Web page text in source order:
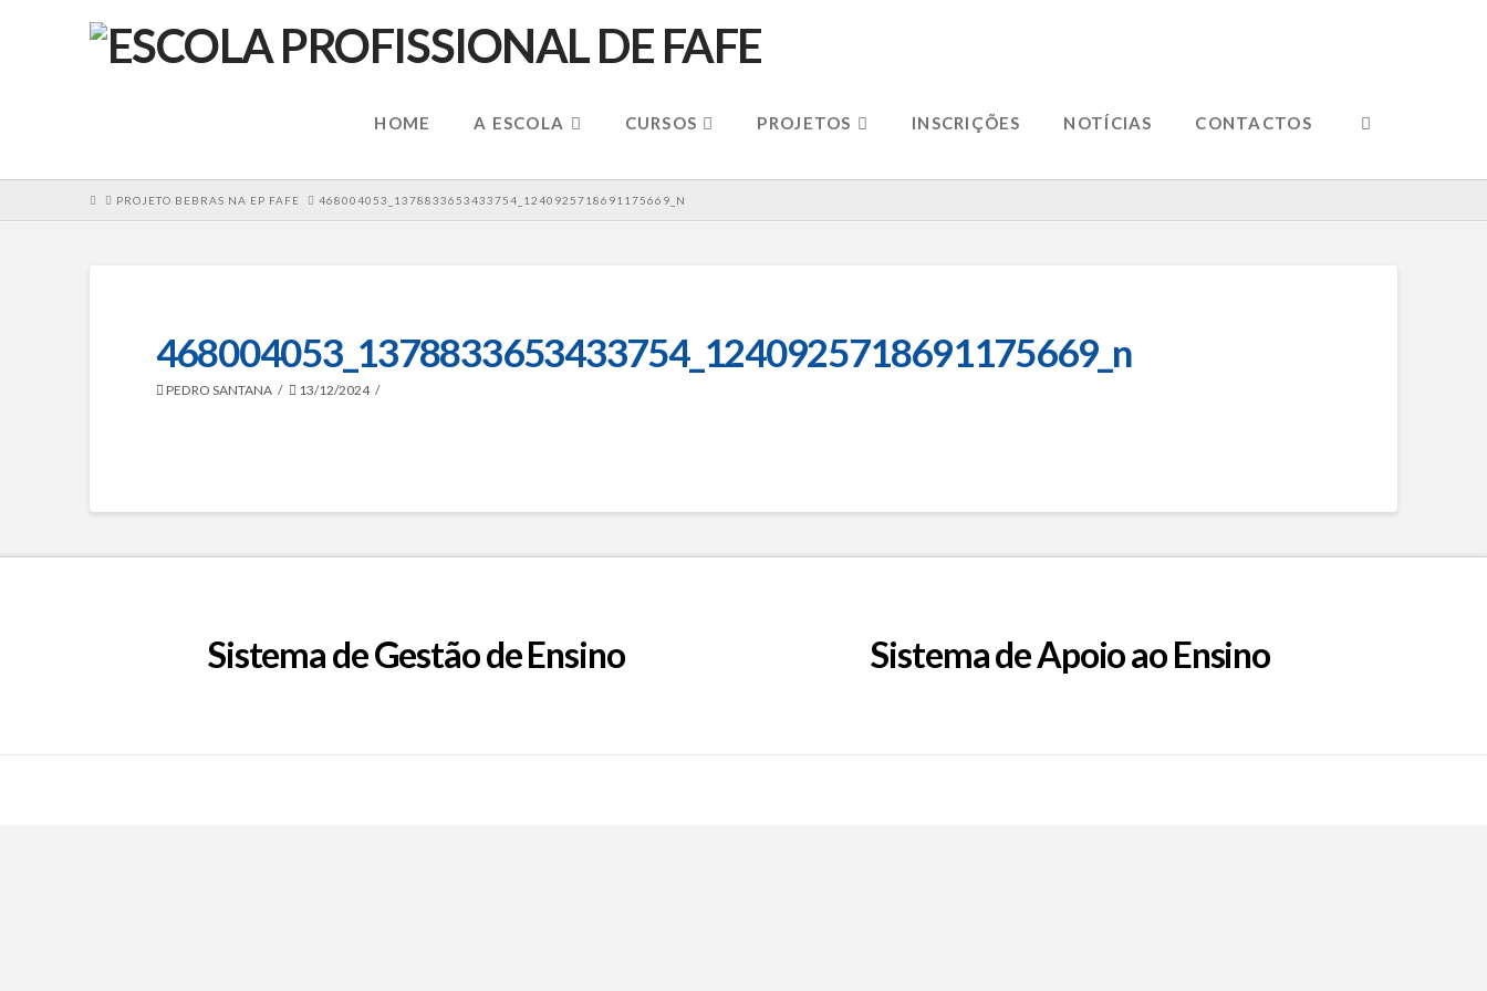
HOME A ESCOLA CURSOS PROJETOS INSCRIÇÕES NOTÍCIAS CONTACTOS
HOMEPROJETO BEBRAS NA EP FAFE 468004053_1378833653433754_1240925718691175669_N
468004053_1378833653433754_1240925718691175669_n
PEDRO SANTANA 13/12/2024
Sistema de Gestão de Ensino Sistema de Apoio ao Ensino